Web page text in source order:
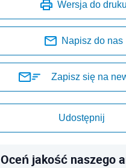
Wersja do druku
Napisz do nas
Zapisz się na
Udostępnij
Oceń jakość naszego